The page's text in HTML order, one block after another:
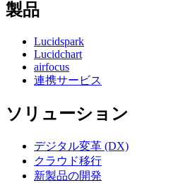
製品
Lucidspark
Lucidchart
airfocus
連携サービス
ソリューション
デジタル変革 (DX)
クラウド移行
新製品の開発